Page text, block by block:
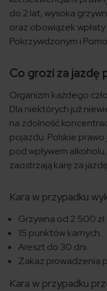
do 2 lat, wysoka
oraz obowiązek
Pokrzywdzonym i
Co grozi za jazdę
Organizm każdego
Dla niektórych już
na zdolność
pojazdu. Polskie
pod wpływem
zaostrzają karę za jazdę
Kara w przypadku
Grzywna od 2 500
15 punktów karnych.
Areszt do 30 dni.
Zakaz prowadzenia
Kara w przypadku